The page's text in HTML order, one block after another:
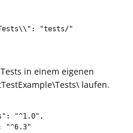
in einem eigenen
laufen.